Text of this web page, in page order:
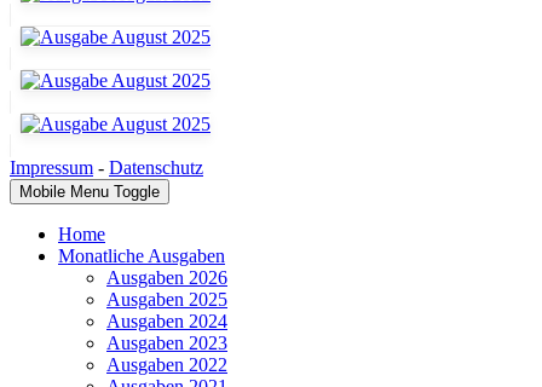
Impressum - Datenschutz
Mobile Menu Toggle
Home
Monatliche Ausgaben
Ausgaben 2026
Ausgaben 2025
Ausgaben 2024
Ausgaben 2023
Ausgaben 2022